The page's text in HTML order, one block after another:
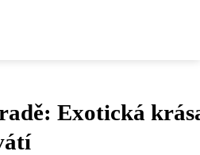
Exotická